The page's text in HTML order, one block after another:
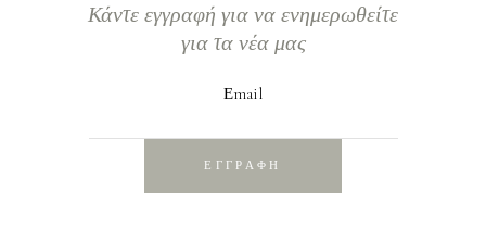
Κάντε εγγραφή για να ενημερωθείτε
για τα νέα μας
Εmail
ΕΓΓΡΑΦΗ